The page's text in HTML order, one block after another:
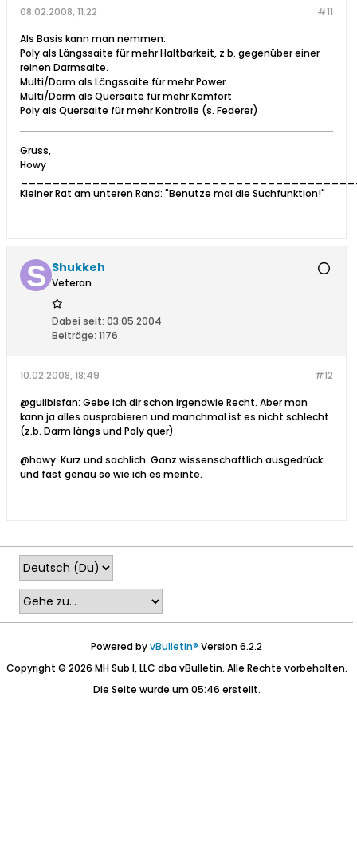
#11
08.02.2008, 11:22
Als Basis kann man nemmen:
Poly als Längssaite für mehr Haltbarkeit, z.b. gegenüber einer
reinen Darmsaite.
Multi/Darm als Längssaite für mehr Power
Multi/Darm als Quersaite für mehr Komfort
Poly als Quersaite für mehr Kontrolle (s. Federer)
Gruss,
Howy
Kleiner Rat am unteren Rand: "Benutze mal die Suchfunktion!"
Shukkeh
Veteran
Dabei seit: 03.05.2004
Beiträge: 1176
#12
10.02.2008, 18:49
@guilbisfan: Gebe ich dir schon irgendwie Recht. Aber man
kann ja alles ausprobieren und manchmal ist es nicht schlecht
(z.b. Darm längs und Poly quer).
@howy: Kurz und sachlich. Ganz wissenschaftlich ausgedrück
und fast genau so wie ich es meinte.
Powered byvBulletin® Version 6.2.2
Copyright © 2026 MH Sub I, LLC dba vBulletin. Alle Rechte vorbehalten.
Die Seite wurde um 05:46 erstellt.